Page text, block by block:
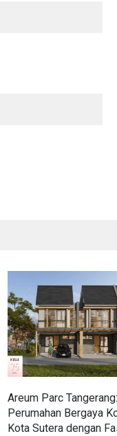
Areum Parc Tangerang:
Perumahan Bergaya
Kota Sutera dengan